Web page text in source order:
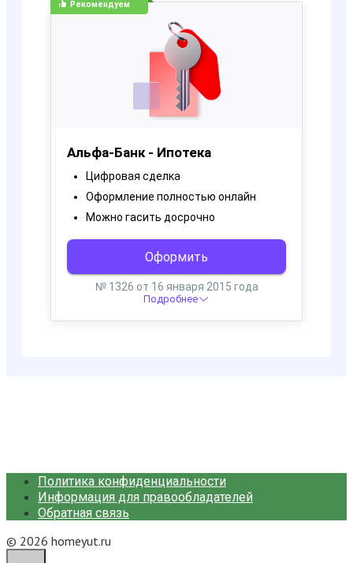
Политика конфиденциальности
Информация для правообладателей
Обратная связь
© 2026 homeyut.ru